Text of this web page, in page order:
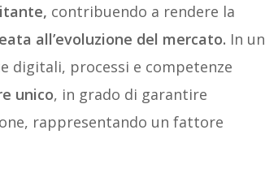
contribuendo a rendere la
all’evoluzione del mercato. In un
digitali, processi e competenze
unico, in grado di garantire
rappresentando un fattore